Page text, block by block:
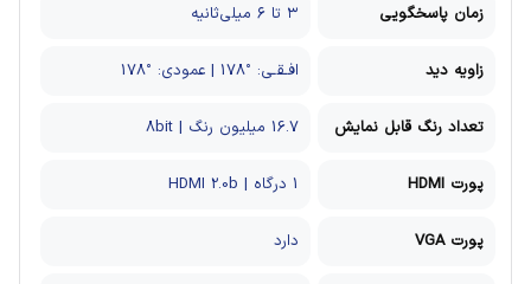
زمان پاسخگویی ۳ تا ۶ میلی‌ثانیه
زاویه دید افـقـی: °178 | عمودی: °178
تعداد رنگ قابل نمایش 16.7 میلیون رنگ | 8bit
پورت HDMI 1 درگاه | HDMI 2.0b
پورت VGA دارد